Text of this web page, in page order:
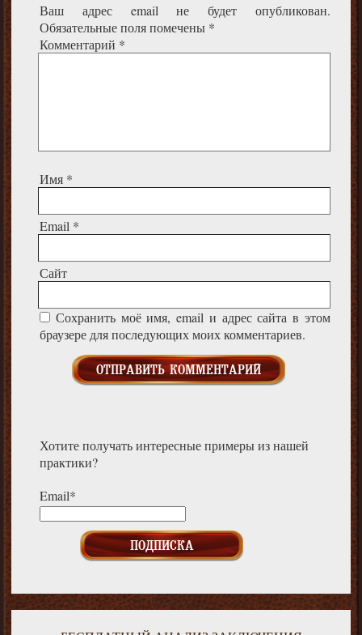
Ваш адрес email не будет опубликован.
Обязательные поля помечены *
Комментарий *
Имя *
Email *
Сайт
Сохранить моё имя, email и адрес сайта в этом
браузере для последующих моих комментариев.
Хотите получать интересные примеры из нашей
практики?
Email*